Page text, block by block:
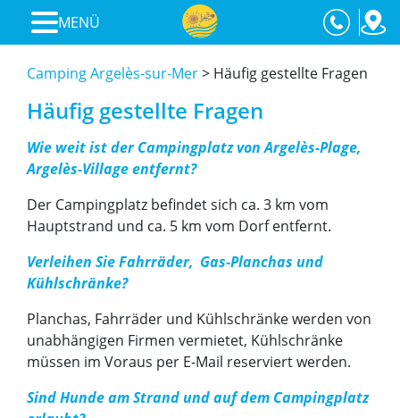
MENÜ
Camping Argelès-sur-Mer> Häufig gestellte Fragen
Häufig gestellte Fragen
Wie weit ist der Campingplatz von Argelès-Plage,
Argelès-Village entfernt?
Der Campingplatz befindet sich ca. 3 km vom
Hauptstrand und ca. 5 km vom Dorf entfernt.
Verleihen Sie Fahrräder, Gas-Planchas und
Kühlschränke?
Planchas, Fahrräder und Kühlschränke werden von
unabhängigen Firmen vermietet, Kühlschränke
müssen im Voraus per E-Mail reserviert werden.
Sind Hunde am Strand und auf dem Campingplatz